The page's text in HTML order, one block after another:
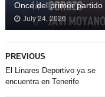
Once del primer
July 24, 2026
PREVIOUS
El Linares Deportivo ya se
encuentra en Tenerife